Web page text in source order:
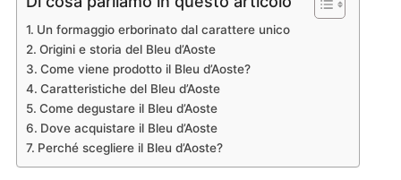
Un formaggio erborinato dal carattere unico
Origini e storia del Bleu d’Aoste
Come viene prodotto il Bleu d’Aoste?
Caratteristiche del Bleu d’Aoste
Come degustare il Bleu d’Aoste
Dove acquistare il Bleu d’Aoste
Perché scegliere il Bleu d’Aoste?